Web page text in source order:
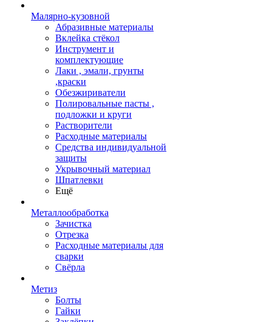
Малярно-кузовной
Абразивные материалы
Вклейка стёкол
Инструмент и
комплектующие
Лаки , эмали, грунты
,краски
Обезжириватели
Полировальные пасты ,
подложки и круги
Растворители
Расходные материалы
Средства индивидуальной
защиты
Укрывочный материал
Шпатлевки
Ещё
Металлообработка
Зачистка
Отрезка
Расходные материалы для
сварки
Свёрла
Метиз
Болты
Гайки